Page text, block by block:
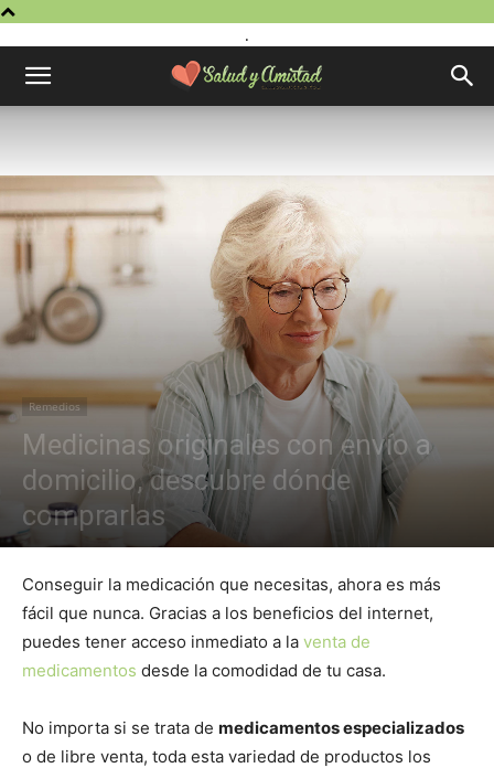
.
Remedios
Medicinas originales con envío a
domicilio, descubre dónde
comprarlas
Conseguir la medicación que necesitas, ahora es más
fácil que nunca. Gracias a los beneficios del internet,
puedes tener acceso inmediato a la venta de
medicamentos desde la comodidad de tu casa.
No importa si se trata de medicamentos especializados
o de libre venta, toda esta variedad de productos los